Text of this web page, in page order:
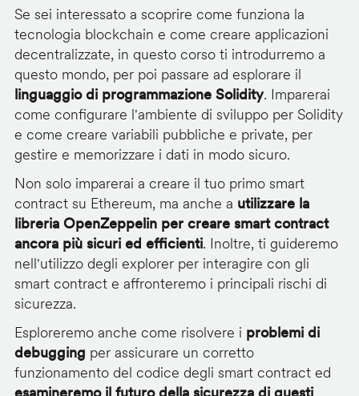
Se sei interessato a scoprire come funziona la
tecnologia blockchain e come creare applicazioni
decentralizzate, in questo corso ti introdurremo a
questo mondo, per poi passare ad esplorare il
linguaggio di programmazione Solidity. Imparerai
come configurare l'ambiente di sviluppo per Solidity
e come creare variabili pubbliche e private, per
gestire e memorizzare i dati in modo sicuro.
Non solo imparerai a creare il tuo primo smart
contract su Ethereum, ma anche a utilizzare la
libreria OpenZeppelin per creare smart contract
ancora più sicuri ed efficienti. Inoltre, ti guideremo
nell'utilizzo degli explorer per interagire con gli
smart contract e affronteremo i principali rischi di
sicurezza.
Esploreremo anche come risolvere i problemi di
debugging per assicurare un corretto
funzionamento del codice degli smart contract ed